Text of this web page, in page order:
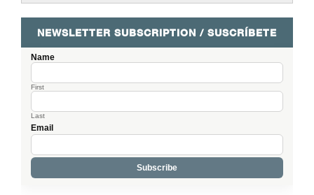
NEWSLETTER SUBSCRIPTION / SUSCRÍBETE
Name
First
Last
Email